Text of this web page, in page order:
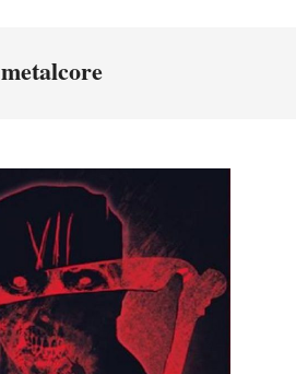
metalcore